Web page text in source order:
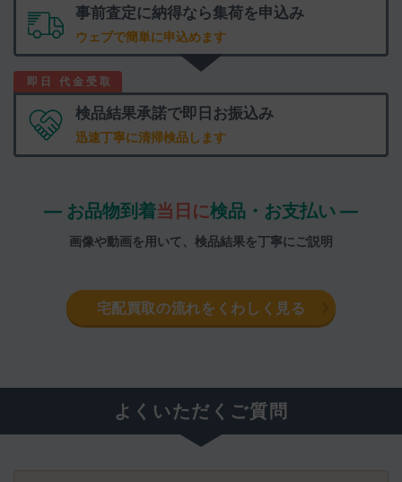
事前査定に納得なら集荷を申込み
ウェブで簡単に申込めます
検品結果承諾で即日お振込み
迅速丁寧に清掃検品します
― お品物到着当日に検品・お支払い ―
画像や動画を用いて、検品結果を丁寧にご説明
宅配買取の流れをくわしく見る
よくいただくご質問